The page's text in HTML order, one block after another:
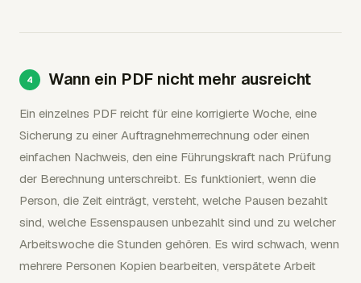
Wann ein PDF nicht mehr ausreicht
Ein einzelnes PDF reicht für eine korrigierte Woche, eine
Sicherung zu einer Auftragnehmerrechnung oder einen
einfachen Nachweis, den eine Führungskraft nach Prüfung
der Berechnung unterschreibt. Es funktioniert, wenn die
Person, die Zeit einträgt, versteht, welche Pausen bezahlt
sind, welche Essenspausen unbezahlt sind und zu welcher
Arbeitswoche die Stunden gehören. Es wird schwach, wenn
mehrere Personen Kopien bearbeiten, verspätete Arbeit